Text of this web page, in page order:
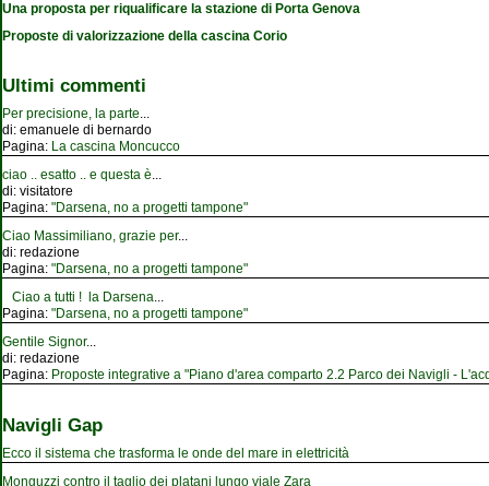
Una proposta per riqualificare la stazione di Porta Genova
Proposte di valorizzazione della cascina Corio
Ultimi commenti
Per precisione, la parte...
di: emanuele di bernardo
Pagina: La cascina Moncucco
ciao .. esatto .. e questa è...
di: visitatore
Pagina: "Darsena, no a progetti tampone"
Ciao Massimiliano, grazie per...
di: redazione
Pagina: "Darsena, no a progetti tampone"
Ciao a tutti ! la Darsena...
Pagina: "Darsena, no a progetti tampone"
Gentile Signor...
di: redazione
Pagina: Proposte integrative a "Piano d'area comparto 2.2 Parco dei Navigli -
Navigli Gap
Ecco il sistema che trasforma le onde del mare in elettricità
Monguzzi contro il taglio dei platani lungo viale Zara